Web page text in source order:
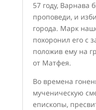
57 году, Варнава
проповеди, и
города. Марк
похоронил его с
положив ему на
от Матфея.
Во времена
мученическую
епископы,